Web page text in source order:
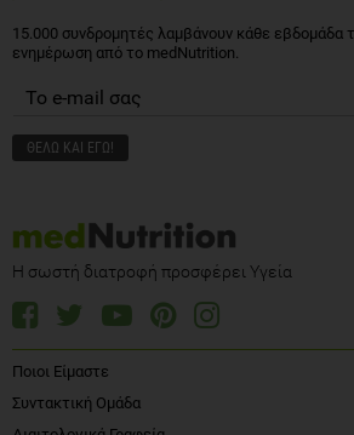
15.000 συνδρομητές λαμβάνουν κάθε εβδομάδα
ενημέρωση από το medNutrition.
Η σωστή διατροφή προσφέρει Υγεία
Ποιοι Είμαστε
Συντακτική Ομάδα